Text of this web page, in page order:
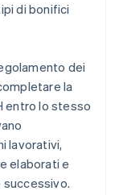
di bonifici
dei
la
entro lo stesso
lavorativi,
elaborati e